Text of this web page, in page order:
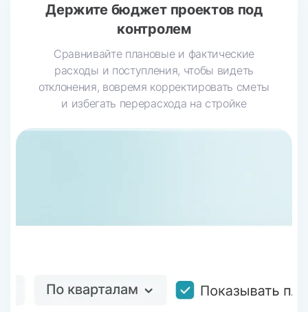
Держите бюджетпроектов под
контролем
Сравнивайте плановые и фактические
расходы и поступления, чтобы видеть
отклонения, вовремя корректировать сметы
и избегать перерасхода на стройке